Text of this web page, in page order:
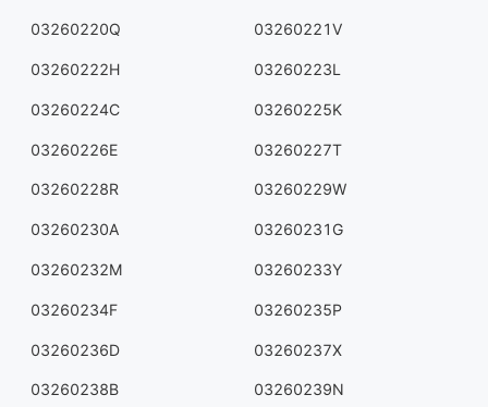
03260220Q 03260221V
03260222H 03260223L
03260224C 03260225K
03260226E 03260227T
03260228R 03260229W
03260230A 03260231G
03260232M 03260233Y
03260234F 03260235P
03260236D 03260237X
03260238B 03260239N